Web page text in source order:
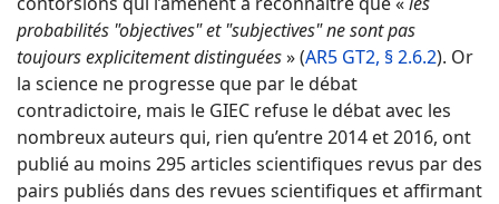
probabilités "objectives" et "subjectives" ne sont pas
toujours explicitement distinguées» (AR5 GT2, § 2.6.2). Or
la science ne progresse que par le débat
contradictoire, mais le GIEC refuse le débat avec les
nombreux auteurs qui, rien qu’entre 2014 et 2016, ont
publié au moins 295 articles scientifiques revus par des
pairs publiés dans des revues scientifiques et affirmant